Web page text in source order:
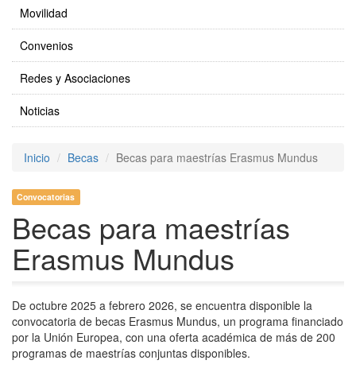
Movilidad
Convenios
Redes y Asociaciones
Noticias
Inicio Becas Becas para maestrías Erasmus Mundus
Convocatorias
Becas para maestrías
Erasmus Mundus
De octubre 2025 a febrero 2026, se encuentra disponible la
convocatoria de becas Erasmus Mundus, un programa financiado
por la Unión Europea, con una oferta académica de más de 200
programas de maestrías conjuntas disponibles.